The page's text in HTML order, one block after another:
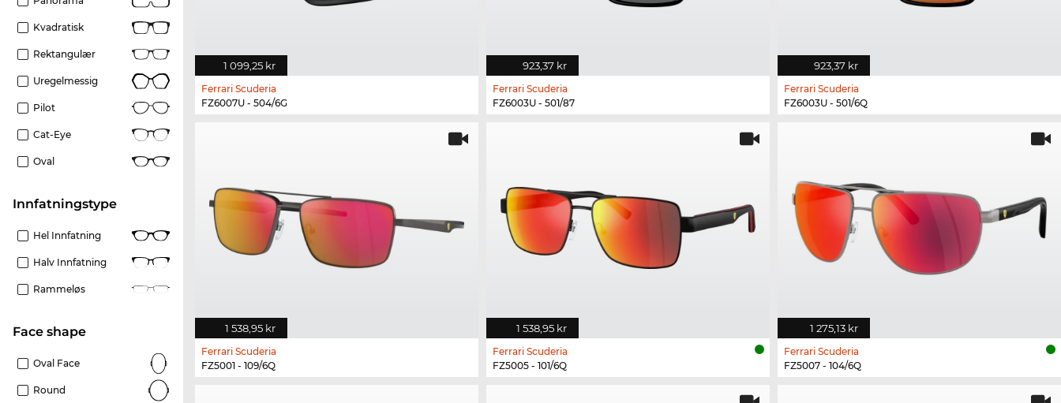
Kvadratisk
Rektangulær
Uregelmessig
Pilot
Cat-Eye
Oval
Innfatningstype
Hel Innfatning
Halv Innfatning
Rammeløs
Face shape
Oval Face
Round
1 099,25 kr
Ferrari Scuderia
FZ6007U - 504/6G
923,37 kr
Ferrari Scuderia
FZ6003U - 501/87
923,37 kr
Ferrari Scuderia
FZ6003U - 501/6Q
1 538,95 kr
Ferrari Scuderia
FZ5001 - 109/6Q
1 538,95 kr
Ferrari Scuderia
FZ5005 - 101/6Q
1 275,13 kr
Ferrari Scuderia
FZ5007 - 104/6Q